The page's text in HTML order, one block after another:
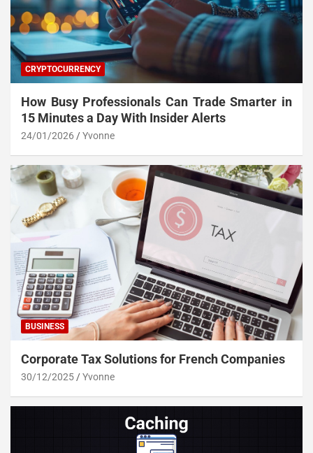
CRYPTOCURRENCY
How Busy Professionals Can Trade Smarter in
15 Minutes a Day With Insider Alerts
24/01/2026 Yvonne
BUSINESS
Corporate Tax Solutions for French Companies
30/12/2025 Yvonne